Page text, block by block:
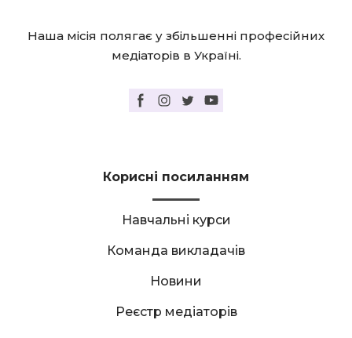
Наша місія полягає у збільшенні професійних
медіаторів в Україні.
Корисні посиланням
Навчальні курси
Команда викладачів
Новини
Реєстр медіаторів